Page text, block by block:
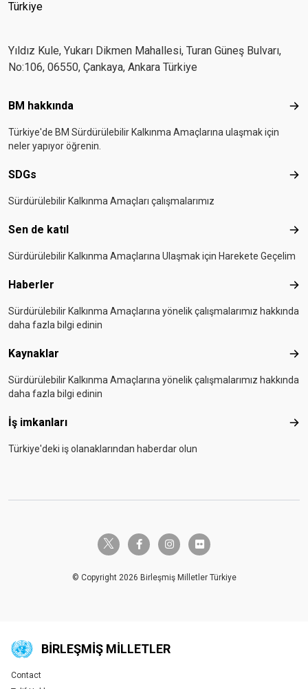
Türkiye
Yıldız Kule, Yukarı Dikmen Mahallesi, Turan Güneş Bulvarı,
No:106, 06550, Çankaya, Ankara Türkiye
Footer menu
BM hakkında BM
Türkiye'de BM Sürdürülebilir Kalkınma Amaçlarına ulaşmak için
neler yapıyor öğrenin.
SDGs
Sürdürülebilir Kalkınma Amaçları çalışmalarımız
Sen de katıl
Sürdürülebilir Kalkınma Amaçlarına Ulaşmak için Harekete Geçelim
Haberler
Sürdürülebilir Kalkınma Amaçlarına yönelik çalışmalarımız hakkında
daha fazla bilgi edinin
Kaynaklar
Sürdürülebilir Kalkınma Amaçlarına yönelik çalışmalarımız hakkında
daha fazla bilgi edinin
İş imkanları İş
Türkiye'deki iş olanaklarından haberdar olun
twitter-x facebook-finstagramflickr
© Copyright 2026 Birleşmiş Milletler Türkiye
BIRLEŞMIŞ MILLETLER
Global U.N. menu
Contact